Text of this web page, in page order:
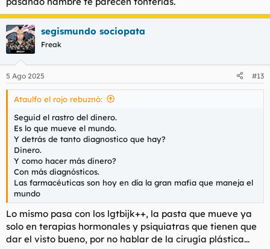
segismundo sociopata
Freak
5 Ago 2025 #13
Ataulfo el rojo rebuznó:
Seguid el rastro del dinero.
Es lo que mueve el mundo.
Y detrás de tanto diagnostico que hay?
Dinero.
Y como hacer más dinero?
Con más diagnósticos.
Las farmacéuticas son hoy en día la gran mafia que maneja el
mundo
Lo mismo pasa con los lgtbijk++, la pasta que mueve ya
solo en terapias hormonales y psiquiatras que tienen que
dar el visto bueno, por no hablar de la cirugía plástica...